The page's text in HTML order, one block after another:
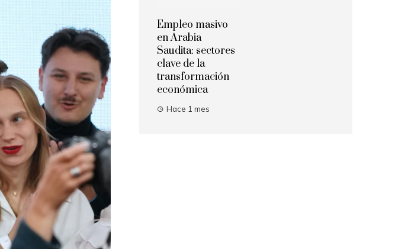
Empleo masivo
en Arabia
Saudita: sectores
clave de la
transformación
económica
Hace 1 mes